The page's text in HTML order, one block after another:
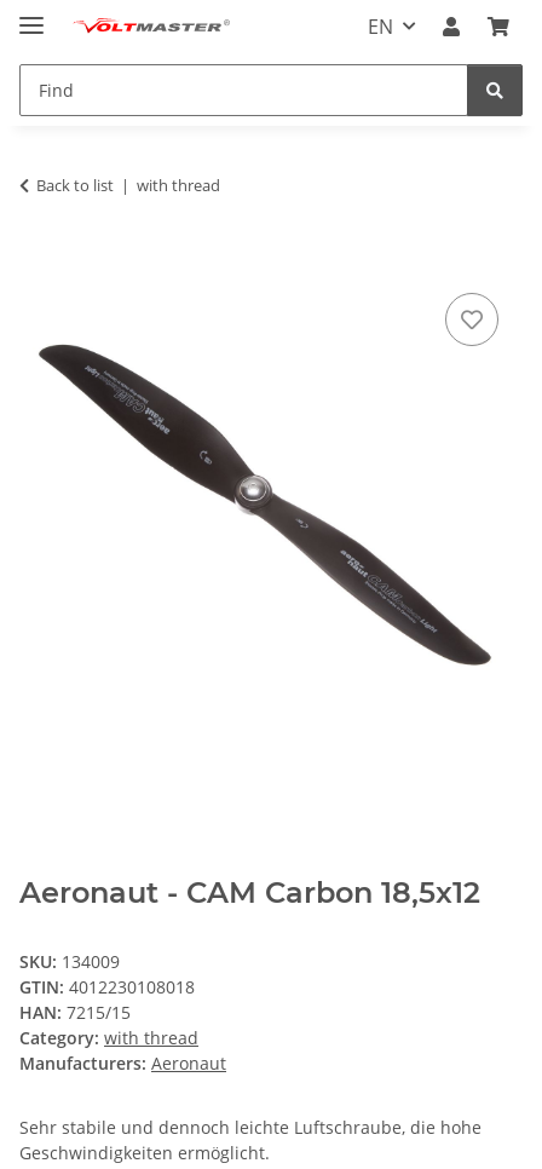
EN
Back to list with thread
Aeronaut - CAM Carbon 18,5x12
SKU: 134009
GTIN: 4012230108018
HAN: 7215/15
Category: with thread
Manufacturers: Aeronaut
Sehr stabile und dennoch leichte Luftschraube, die hohe
Geschwindigkeiten ermöglicht.